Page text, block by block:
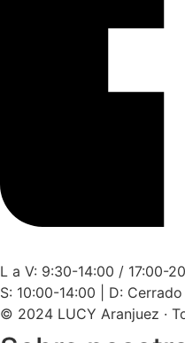
L a V: 9:30-14:00 / 17:00-
S: 10:00-14:00 | D: Cerrado
© 2024 LUCY Aranjuez ·